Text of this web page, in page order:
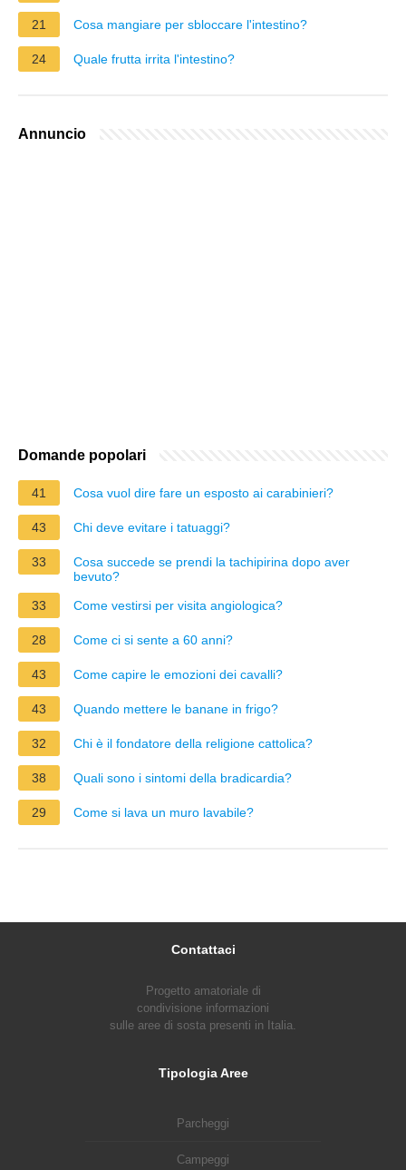
21 Cosa mangiare per sbloccare l'intestino?
24 Quale frutta irrita l'intestino?
Annuncio
Domande popolari
41 Cosa vuol dire fare un esposto ai carabinieri?
43 Chi deve evitare i tatuaggi?
33
Cosa succede se prendi la tachipirina dopo aver
bevuto?
33
Come vestirsi per visita angiologica?
28 Come ci si sente a 60 anni?
43 Come capire le emozioni dei cavalli?
43 Quando mettere le banane in frigo?
32 Chi è il fondatore della religione cattolica?
38 Quali sono i sintomi della bradicardia?
29 Come si lava un muro lavabile?
Contattaci
Progetto amatoriale di
condivisione informazioni
sulle aree di sosta presenti in Italia.
Tipologia Aree
Parcheggi
Campeggi